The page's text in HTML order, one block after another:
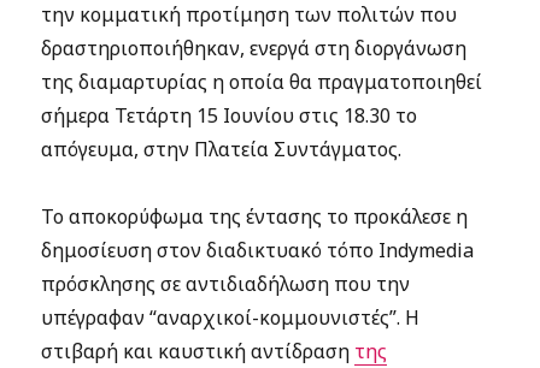
την κομματική προτίμηση των πολιτών που
δραστηριοποιήθηκαν, ενεργά στη διοργάνωση
της διαμαρτυρίας η οποία θα πραγματοποιηθεί
σήμερα Τετάρτη 15 Ιουνίου στις 18.30 το
απόγευμα, στην Πλατεία Συντάγματος.
Το αποκορύφωμα της έντασης το προκάλεσε η
δημοσίευση στον διαδικτυακό τόπο Indymedia
πρόσκλησης σε αντιδιαδήλωση που την
υπέγραφαν “αναρχικοί-κομμουνιστές”. Η
στιβαρή και καυστική αντίδραση της